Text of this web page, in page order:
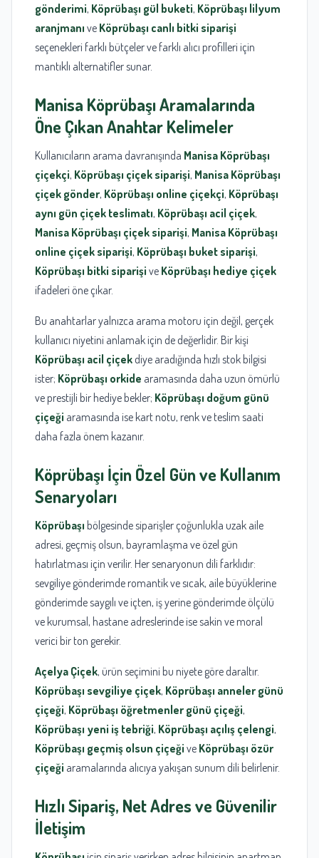
gönderimi, Köprübaşı gül buketi, Köprübaşı lilyum
aranjmanı ve Köprübaşı canlı bitki siparişi
seçenekleri farklı bütçeler ve farklı alıcı profilleri için
mantıklı alternatifler sunar.
Manisa KöprübaşıAramalarında
Öne Çıkan Anahtar Kelimeler
Kullanıcıların arama davranışında Manisa Köprübaşı
çiçekçi, Köprübaşı çiçek siparişi, Manisa Köprübaşı
çiçek gönder, Köprübaşı online çiçekçi, Köprübaşı
aynı gün çiçek teslimatı, Köprübaşı acil çiçek,
Manisa Köprübaşı çiçek siparişi, Manisa Köprübaşı
online çiçek siparişi, Köprübaşı buket siparişi,
Köprübaşı bitki siparişi ve Köprübaşı hediye çiçek
ifadeleri öne çıkar.
Bu anahtarlar yalnızca arama motoru için değil, gerçek
kullanıcı niyetini anlamak için de değerlidir. Bir kişi
Köprübaşı acil çiçek diye aradığında hızlı stok bilgisi
ister; Köprübaşı orkide aramasında daha uzun ömürlü
ve prestijli bir hediye bekler; Köprübaşı doğum günü
çiçeği aramasında ise kart notu, renk ve teslim saati
daha fazla önem kazanır.
Köprübaşı İçin Özel Gün ve Kullanım
Senaryoları
Köprübaşı bölgesinde siparişler çoğunlukla uzak aile
adresi, geçmiş olsun, bayramlaşma ve özel gün
hatırlatması için verilir. Her senaryonun dili farklıdır:
sevgiliye gönderimde romantik ve sıcak, aile büyüklerine
gönderimde saygılı ve içten, iş yerine gönderimde ölçülü
ve kurumsal, hastane adreslerinde ise sakin ve moral
verici bir ton gerekir.
Açelya Çiçek, ürün seçimini bu niyete göre daraltır.
Köprübaşı sevgiliye çiçek, Köprübaşı anneler günü
çiçeği, Köprübaşı öğretmenler günü çiçeği,
Köprübaşı yeni iş tebriği, Köprübaşı açılış çelengi,
Köprübaşı geçmiş olsun çiçeği ve Köprübaşı özür
çiçeği aramalarında alıcıya yakışan sunum dili belirlenir.
Hızlı Sipariş, Net Adres ve Güvenilir
İletişim